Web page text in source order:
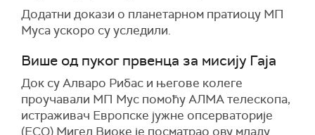
Додатни докази о планетарном пратиоцу МП
Муса ускоро су уследили.
Више од пуког првенца за мисију Гаjа
Док су Aлваро Рибас и његове колеге
проучавали МП Мус помоћу АЛМА телескопа,
истраживач Европске јужне опсерваторије
(ЕСО) Мигел Виоке је посматрао ову младу